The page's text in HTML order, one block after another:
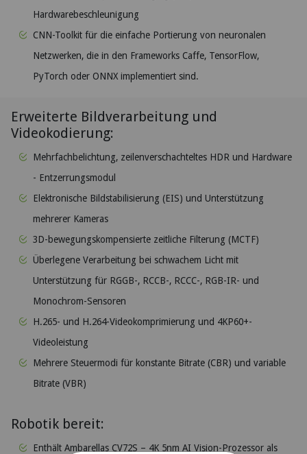
Hardwarebeschleunigung
CNN-Toolkit für die einfache Portierung von neuronalen
Netzwerken, die in den Frameworks Caffe, TensorFlow,
PyTorch oder ONNX implementiert sind.
Erweiterte Bildverarbeitung und
Videokodierung:
Mehrfachbelichtung, zeilenverschachteltes HDR und Hardware
- Entzerrungsmodul
Elektronische Bildstabilisierung (EIS) und Unterstützung
mehrerer Kameras
3D-bewegungskompensierte zeitliche Filterung (MCTF)
Überlegene Verarbeitung bei schwachem Licht mit
Unterstützung für RGGB-, RCCB-, RCCC-, RGB-IR- und
Monochrom-Sensoren
H.265- und H.264-Videokomprimierung und 4KP60+-
Videoleistung
Mehrere Steuermodi für konstante Bitrate (CBR) und variable
Bitrate (VBR)
Robotik bereit:
Enthält Ambarellas CV72S – 4K 5nm AI Vision-Prozessor als